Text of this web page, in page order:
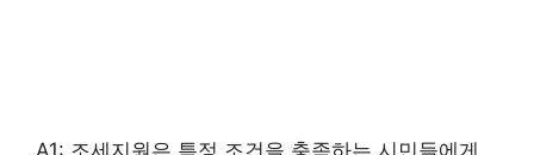
A1: 조세지원은 특정 조건을 충족하는 시민들에게